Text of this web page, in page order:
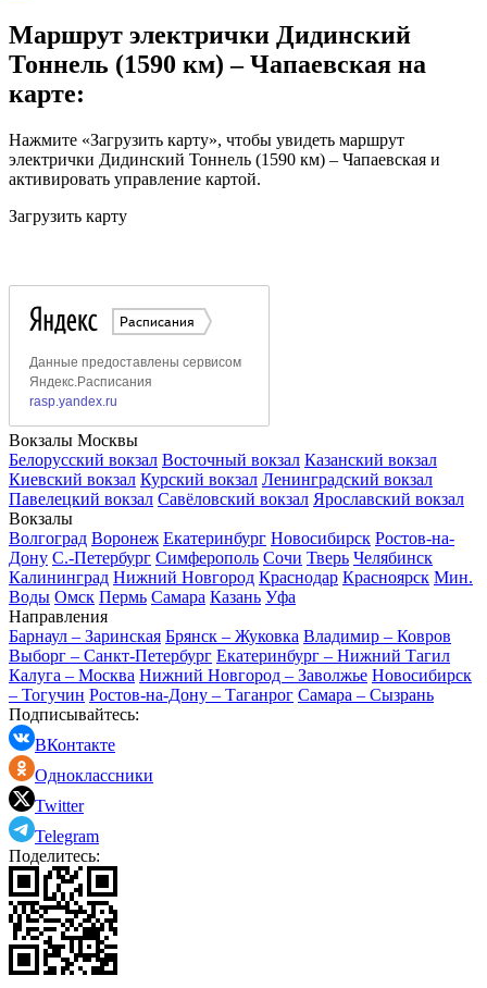
Маршрут электрички Дидинский
Тоннель (1590 км) – Чапаевская на
карте:
Нажмите «Загрузить карту», чтобы увидеть маршрут
электрички Дидинский Тоннель (1590 км) – Чапаевская и
активировать управление картой.
Загрузить карту
Вокзалы Москвы
Белорусский вокзал Восточный вокзал Казанский вокзал
Киевский вокзал Курский вокзал Ленинградский вокзал
Павелецкий вокзал Савёловский вокзал Ярославский вокзал
Вокзалы
Волгоград Воронеж Екатеринбург Новосибирск Ростов-на-
Дону С.-Петербург Симферополь Сочи Тверь Челябинск
Калининград Нижний Новгород Краснодар Красноярск Мин.
Воды Омск Пермь Самара Казань Уфа
Направления
Барнаул – Заринская Брянск – Жуковка Владимир – Ковров
Выборг – Санкт-Петербург Екатеринбург – Нижний Тагил
Калуга – Москва Нижний Новгород – Заволжье Новосибирск
– Тогучин Ростов-на-Дону – Таганрог Самара – Сызрань
Подписывайтесь:
ВКонтакте
Одноклассники
Twitter
Telegram
Поделитесь: